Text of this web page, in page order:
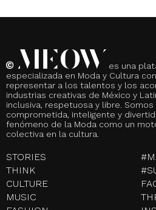
es una
especializada en Moda y Cultura
representar a los talentos y los
industrias creativas de México y
inclusiva, respetuosa y libre.
comprometida, inteligente y
fenómeno de la Moda como un
colectiva en la cultura.
STORIES
THINK
CULTURE
MUSIC